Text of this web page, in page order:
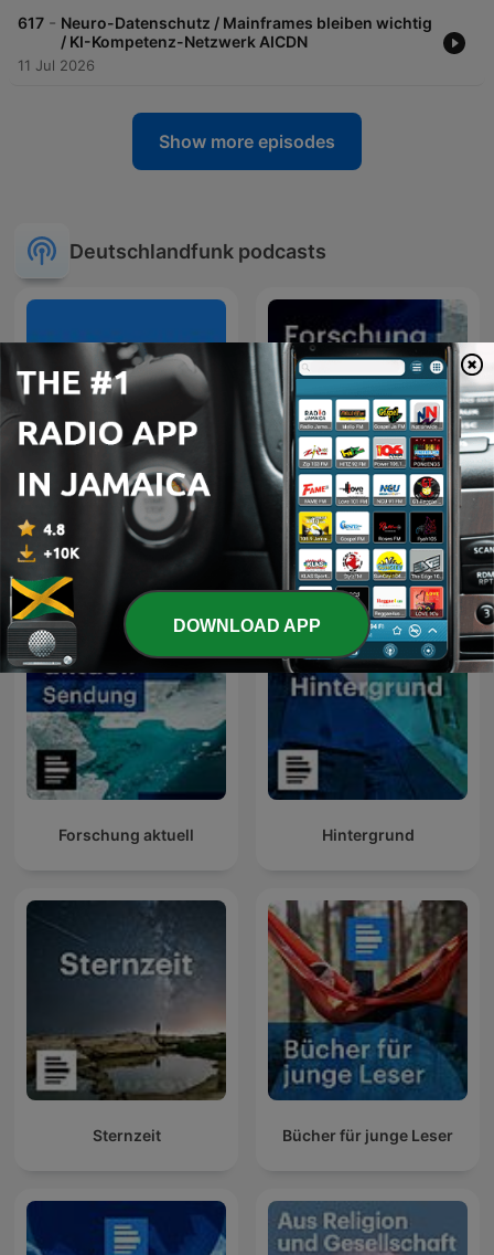
617 - Neuro-Datenschutz / Mainframes bleiben wichtig
/ KI-Kompetenz-Netzwerk AICDN
11 Jul 2026
Show more episodes
Deutschlandfunk podcasts
Der Tag Forschung aktuell
Forschung aktuell Hintergrund
Sternzeit Bücher für junge Leser
DOWNLOAD APP